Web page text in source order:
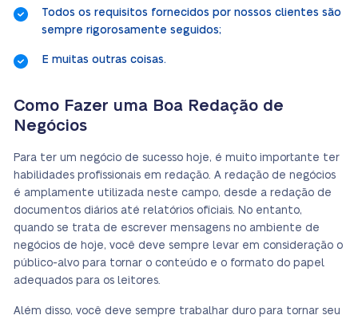
Todos os requisitos fornecidos por nossos clientes são
sempre rigorosamente seguidos;
E muitas outras coisas.
Como Fazer uma Boa Redação de
Negócios
Para ter um negócio de sucesso hoje, é muito importante ter
habilidades profissionais em redação. A redação de negócios
é amplamente utilizada neste campo, desde a redação de
documentos diários até relatórios oficiais. No entanto,
quando se trata de escrever mensagens no ambiente de
negócios de hoje, você deve sempre levar em consideração o
público-alvo para tornar o conteúdo e o formato do papel
adequados para os leitores.
Além disso, você deve sempre trabalhar duro para tornar seu